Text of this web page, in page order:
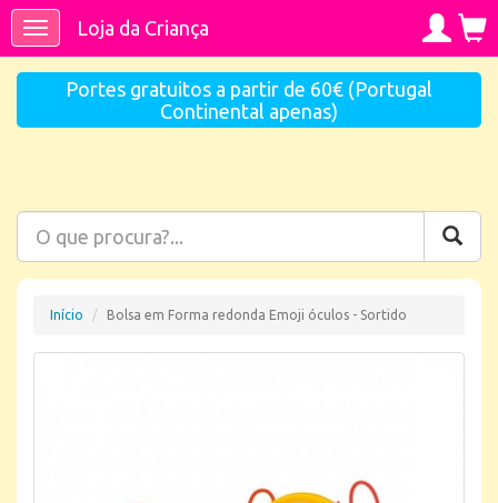
ToggleLoja da Criança
Portes gratuitos a partir de 60€ (Portugal
Continental apenas)
Início Bolsa em Forma redonda Emoji óculos - Sortido